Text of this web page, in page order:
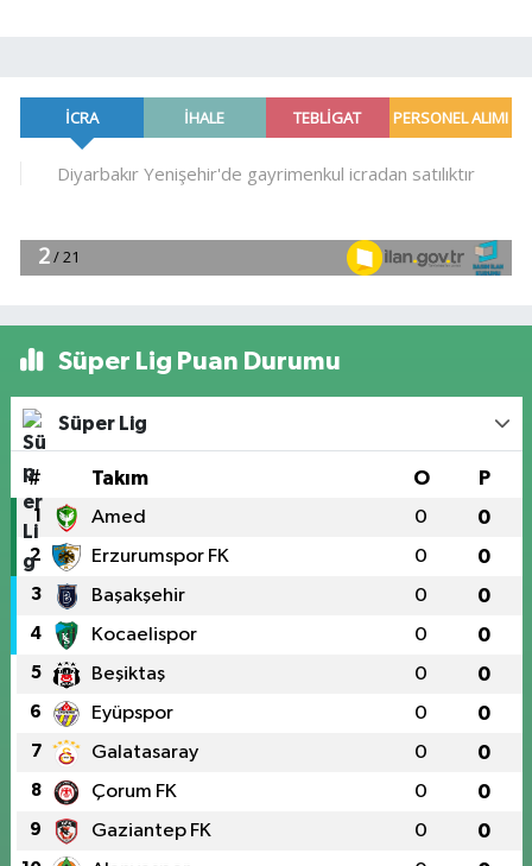
Süper Lig Puan Durumu
Süper Lig
# Takım O P
1 Amed 0 0
2 Erzurumspor FK 0 0
3 Başakşehir 0 0
4 Kocaelispor 0 0
5 Beşiktaş 0 0
6 Eyüpspor 0 0
7 Galatasaray 0 0
8 Çorum FK 0 0
9 Gaziantep FK 0 0